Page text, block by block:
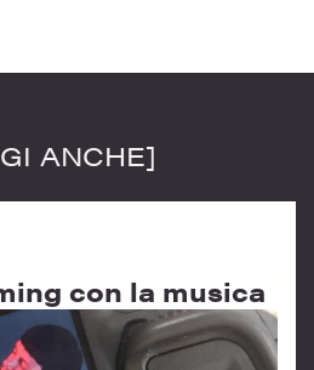
ANCHE]
con la musica